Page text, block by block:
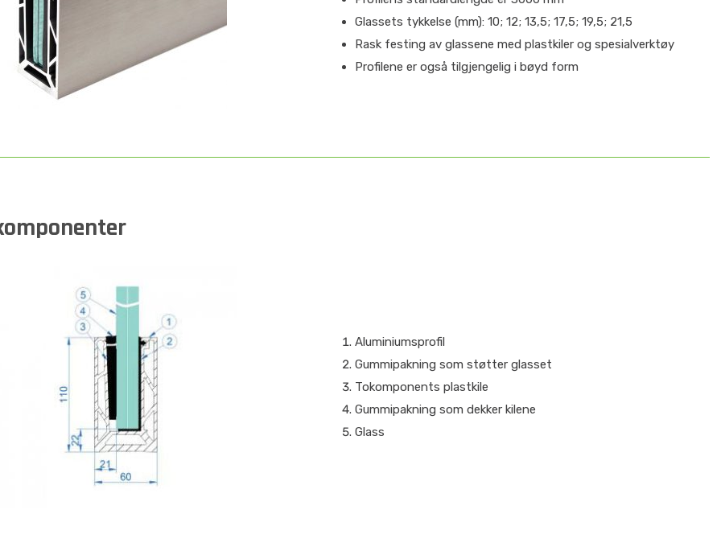
Glassets tykkelse (mm): 10; 12; 13,5; 17,5; 19,5; 21,5
Rask festing av glassene med plastkiler og spesialverktøy
Profilene er også tilgjengelig i bøyd form
Aluminiumsprofil
Gummipakning som støtter glasset
Tokomponents plastkile
Gummipakning som dekker kilene
Glass